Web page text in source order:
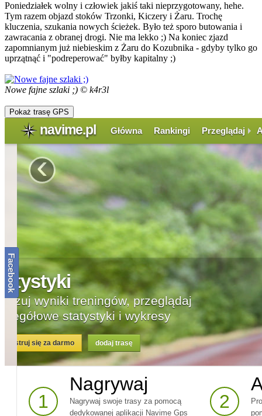
Poniedziałek wolny i człowiek jakiś taki nieprzygotowany, hehe.
Tym razem objazd stoków Trzonki, Kiczery i Żaru. Trochę
kluczenia, szukania nowych ścieżek. Było też sporo butowania i
zawracania z obranej drogi. Nie ma lekko ;) Na koniec zjazd
zapomnianym już niebieskim z Żaru do Kozubnika - gdyby tylko go
uprzątnąć i "podreperować" byłby kapitalny ;)
Nowe fajne szlaki ;) © k4r3l
Pokaż trasę GPS